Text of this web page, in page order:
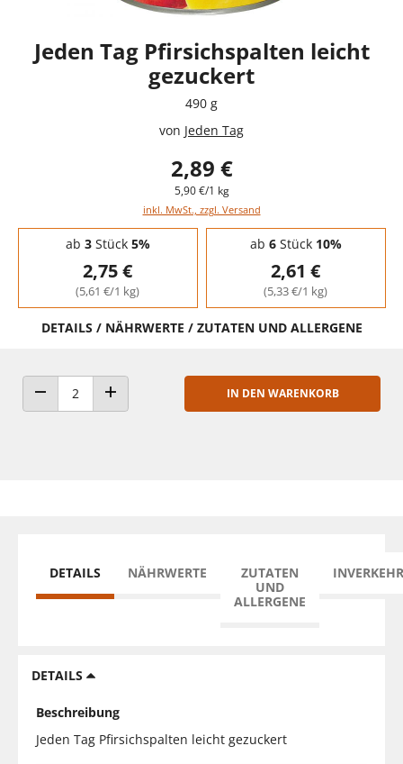
Jeden Tag Pfirsichspalten leicht
gezuckert
490 g
von Jeden Tag
2,89 €
5,90 €/1 kg
inkl. MwSt., zzgl. Versand
Staffelpreise - Mengenrabatt
ab 3Stück 5%
2,75 €
(5,61 €/1 kg)
ab 6Stück 10%
2,61 €
(5,33 €/1 kg)
DETAILS / NÄHRWERTE / ZUTATEN UND ALLERGENE
ANZAHL VERRINGERNANZAHL ERHÖHEN
IN DEN WARENKORB
DETAILS NÄHRWERTE
ZUTATEN
UND
ALLERGENE
DETAILS
Beschreibung
Jeden Tag Pfirsichspalten leicht gezuckert